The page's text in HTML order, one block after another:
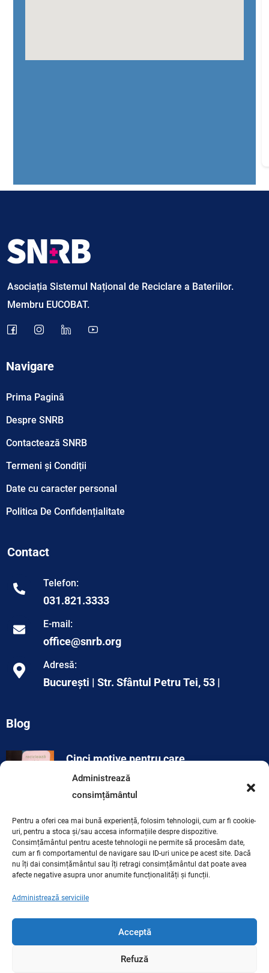
Administrează
consimțământul
Pentru a oferi cea mai bună experiență, folosim tehnologii, cum ar fi cookie-
uri, pentru a stoca și/sau accesa informațiile despre dispozitive.
Consimțământul pentru aceste tehnologii ne permite să procesăm date,
cum ar fi comportamentul de navigare sau ID-uri unice pe acest site. Dacă
nu îți dai consimțământul sau îți retragi consimțământul dat poate avea
afecte negative asupra unor anumite funcționalități și funcții.
Administrează serviciile
Acceptă
Refuză
Asociația Sistemul Național de Reciclare a Bateriilor.
Membru EUCOBAT.
Navigare
Prima Pagină
Despre SNRB
Contactează SNRB
Termeni și Condiții
Date cu caracter personal
Politica De Confidențialitate
Contact
Telefon:
031.821.3333
E-mail:
office@snrb.org
Adresă:
București | Str. Sfântul Petru Tei, 53 |
Blog
Cinci motive pentru care…
noiembrie 19, 2024
Cinci ponturi utile pentru…
noiembrie 19, 2024
Bateriilor